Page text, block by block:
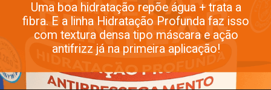
Uma boa hidratação repõe água + trata a
fibra. E a linha Hidratação Profunda faz isso
com textura densa tipo máscara e ação
antifrizz já na primeira aplicação!